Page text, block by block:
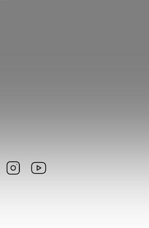
https://twitter.com/worldofchilli
Instagram